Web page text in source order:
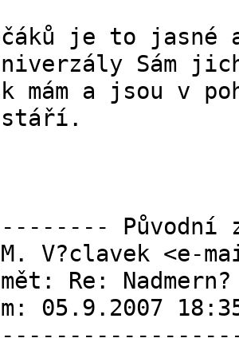
je to
Sám
mám a jsou v
Původní
V?clavek <e-
Re:
05.9.2007